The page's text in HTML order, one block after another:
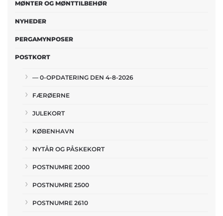
MØNTER OG MØNTTILBEHØR
NYHEDER
PERGAMYNPOSER
POSTKORT
— 0-OPDATERING DEN 4-8-2026
FÆRØERNE
JULEKORT
KØBENHAVN
NYTÅR OG PÅSKEKORT
POSTNUMRE 2000
POSTNUMRE 2500
POSTNUMRE 2610